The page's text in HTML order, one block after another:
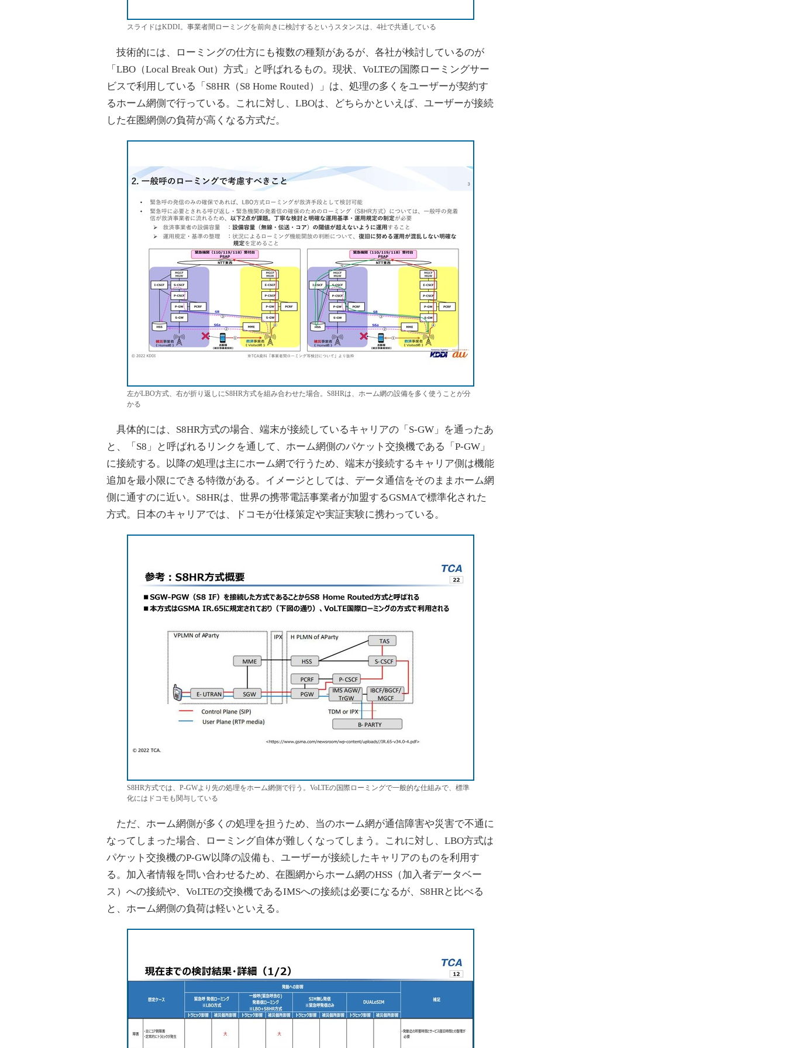
スライドはKDDI。事業者間ローミングを前向きに検討するというスタンスは、4社で共通している
技術的には、ローミングの仕方にも複数の種類があるが、各社が検討しているのが
「LBO（Local Break Out）方式」と呼ばれるもの。現状、VoLTEの国際ローミングサー
ビスで利用している「S8HR（S8 Home Routed）」は、処理の多くをユーザーが契約す
るホーム網側で行っている。これに対し、LBOは、どちらかといえば、ユーザーが接続
した在圏網側の負荷が高くなる方式だ。
左がLBO方式、右が折り返しにS8HR方式を組み合わせた場合。S8HRは、ホーム網の設備を多く使うことが分
かる
具体的には、S8HR方式の場合、端末が接続しているキャリアの「S-GW」を通ったあ
と、「S8」と呼ばれるリンクを通して、ホーム網側のパケット交換機である「P-GW」
に接続する。以降の処理は主にホーム網で行うため、端末が接続するキャリア側は機能
追加を最小限にできる特徴がある。イメージとしては、データ通信をそのままホーム網
側に通すのに近い。S8HRは、世界の携帯電話事業者が加盟するGSMAで標準化された
方式。日本のキャリアでは、ドコモが仕様策定や実証実験に携わっている。
S8HR方式では、P-GWより先の処理をホーム網側で行う。VoLTEの国際ローミングで一般的な仕組みで、標準
化にはドコモも関与している
ただ、ホーム網側が多くの処理を担うため、当のホーム網が通信障害や災害で不通に
なってしまった場合、ローミング自体が難しくなってしまう。これに対し、LBO方式は
パケット交換機のP-GW以降の設備も、ユーザーが接続したキャリアのものを利用す
る。加入者情報を問い合わせるため、在圏網からホーム網のHSS（加入者データベー
ス）への接続や、VoLTEの交換機であるIMSへの接続は必要になるが、S8HRと比べる
と、ホーム網側の負荷は軽いといえる。